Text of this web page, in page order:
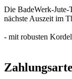
Die BadeWerk-Jute-
nächste Auszeit im
- mit robusten